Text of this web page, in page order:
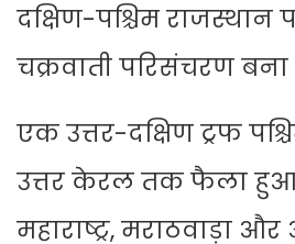
दक्षिण-पश्चिम राजस्थान
चक्रवाती परिसंचरण
एक उत्तर-दक्षिण ट्रफ
उत्तर केरल तक फैला हुआ
महाराष्ट्र, मराठवाड़ा